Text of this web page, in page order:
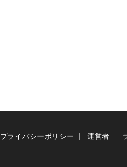
プライバシーポリシー 運営者